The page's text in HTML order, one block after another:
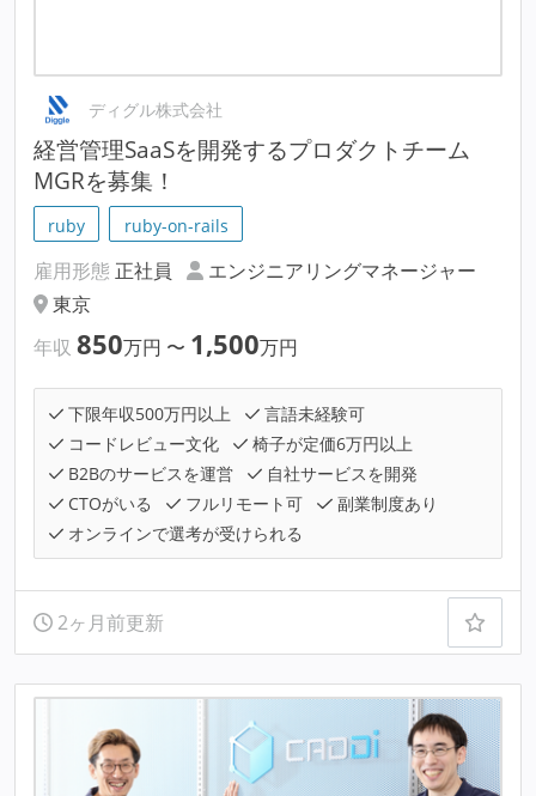
ディグル株式会社
経営管理SaaSを開発するプロダクトチーム
MGRを募集！
ruby ruby-on-rails
雇用形態 正社員
エンジニアリングマネージャー
東京
年収 850万円 〜 1,500万円
下限年収500万円以上
言語未経験可
コードレビュー文化
椅子が定価6万円以上
B2Bのサービスを運営
自社サービスを開発
CTOがいる
フルリモート可
副業制度あり
オンラインで選考が受けられる
2ヶ月前更新